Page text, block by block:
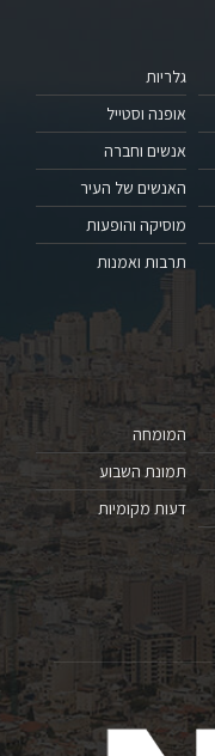
גלריות
אופנה וסטייל
אנשים וחברה
האנשים של העיר
מוסיקה והופעות
תרבות ואמנות
המומחה
תמונת השבוע
דעות מקומיות